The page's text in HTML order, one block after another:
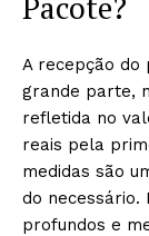
A recepção do
grande parte,
refletida no
reais pela
medidas são
do necessário.
profundos e